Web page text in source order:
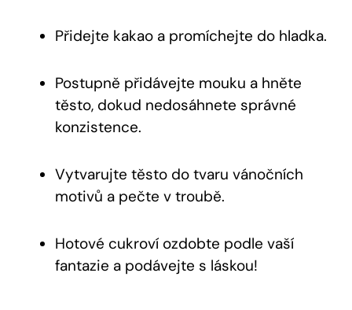
Přidejte kakao a ⁢promíchejte do ​hladka.
Postupně ⁤přidávejte‍ mouku a hněte
těsto, ⁤dokud nedosáhnete správné
konzistence.
Vytvarujte těsto‍ do‍ tvaru vánočních⁣
motivů a pečte v troubě.
Hotové ⁢cukroví ozdobte podle vaší
‍fantazie a podávejte ‌s láskou!